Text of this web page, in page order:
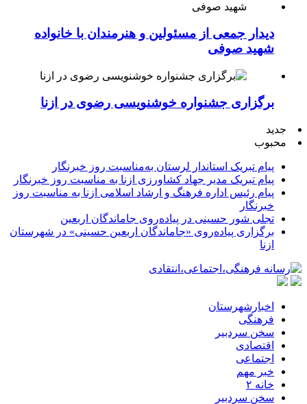
دیدار جمعی از مسئولین و هنرمندان با خانواده
شهید صوفی
برگزاری جشنواره خوشنویسی رضوی در ازنا
جدید
محبوب
پیام تبریک استاندار لرستان به‌مناسبت روز خبرنگار
پیام تبریک مدیر جهاد کشاورزی ازنا به مناسبت روز خبرنگار
پیام رئیس اداره فرهنگ و ارشاد اسلامی ازنا به مناسبت روز
خبرنگار
تجلی شور حسینی در پیاده‌روی جاماندگان اربعین
برگزاری پیاده‌روی «جاماندگان اربعین حسینی» در شهرستان
ازنا
اخبارشهرستان
فرهنگی
سخن سردبیر
اقتصادی
اجتماعی
خبر مهم
خانه ۲
سخن سردبیر